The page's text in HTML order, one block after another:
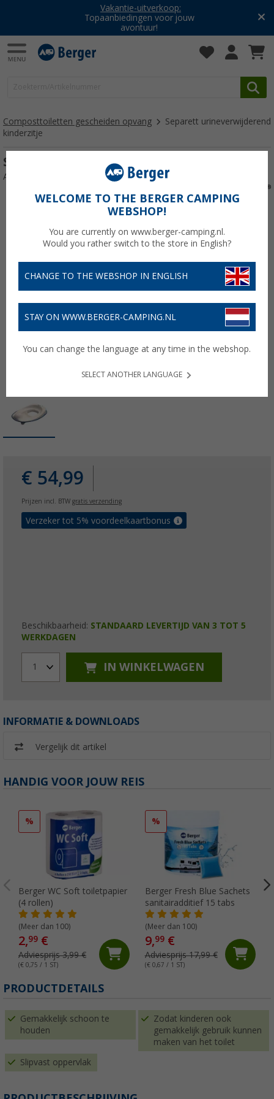
Vakantie-uitverkoop:
Topaanbiedingen voor jouw
avontuur!
Composttoiletten gescheiden opvang
Separett urineverwijderend
kinderzitje
Separett urineverwijderend kinderzitje
Artikelnr: 311656
€ 54,99
Prijzen incl. BTW gratis verzending
Verzeker tot 5% voordeelkaartbonus
Beschikbaarheid: STANDAARD LEVERTIJD VAN 3 TOT 5
WERKDAGEN
1 IN WINKELWAGEN
INFORMATIE & DOWNLOADS
Vergelijk dit artikel
HANDIG VOOR JOUW REIS
%
Berger WC Soft toiletpapier
(4 rollen)
(Meer dan 100)
2,99 €
Adviesprijs 3,99 €
(€ 0,75 / 1 ST)
%
Berger Fresh Blue Sachets
sanitairadditief 15 tabs
(Meer dan 100)
9,99€
Adviesprijs 17,99 €
(€ 0,67 / 1 ST)
PRODUCTDETAILS
Gemakkelijk schoon te
houden
Zodat kinderen ook
gemakkelijk gebruik kunnen
maken van het toilet
Slipvast oppervlak
WELCOME TO THE BERGER CAMPING
WEBSHOP!
You are currently on www.berger-camping.nl.
Would you rather switch to the store in English?
CHANGE TO THE WEBSHOP IN ENGLISH
STAY ON WWW.BERGER-CAMPING.NL
You can change the language at any time in the webshop.
SELECT ANOTHER LANGUAGE